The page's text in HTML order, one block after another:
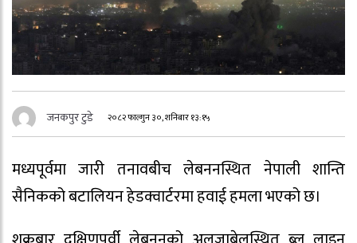
जनकपुर टुडे २०८२ फाल्गुन ३०, शनिबार १३:१५
मध्यपूर्वमा जारी तनावबीच लेबननस्थित नेपाली शान्ति
सैनिकको बटालियन हेडक्वार्टरमा हवाई हमला भएको छ।